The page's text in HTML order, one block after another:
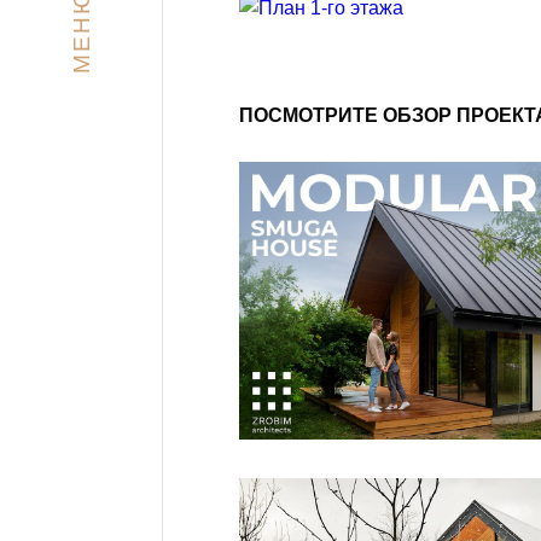
МЕНЮ
ПОСМОТРИТЕ ОБЗОР